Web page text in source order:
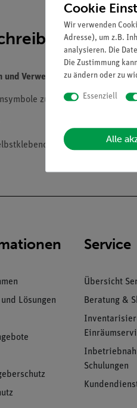
und Verwendung
zur Kennzeichnung von
Etiketten mit
Lösungen
Service
Übersicht
Beratung &
Schulungen
Cookie
Wir verwenden
Adresse), um z.B.
analysieren. Die
Die Zustimmung
zu ändern oder zu
Essenziell
Alle